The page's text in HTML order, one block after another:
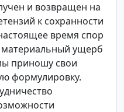
и возвращен на
к сохранности
время спор
материальный ущерб
приношу свои
формулировку.